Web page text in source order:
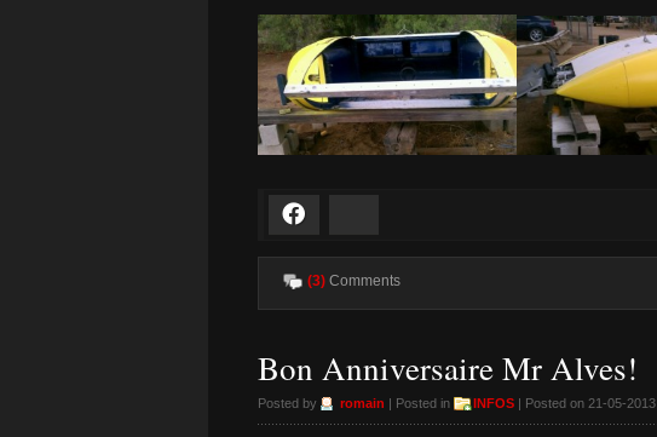
(3) Comments
Bon Anniversaire Mr Alves!
Posted by romain | Posted in INFOS | Posted on 21-05-2013